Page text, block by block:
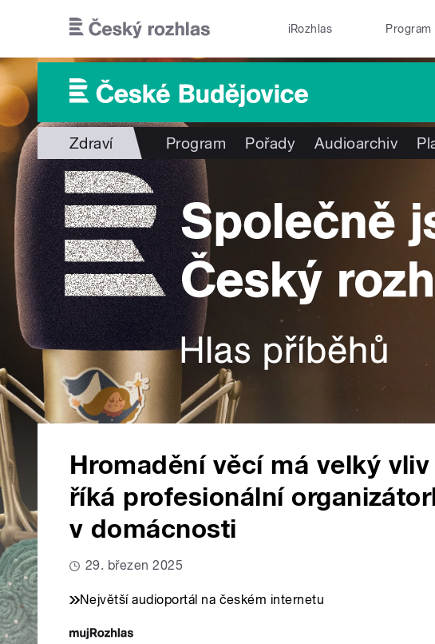
iRozhlas Program
Zdraví Program Pořady Audioarchiv
Hromadění věcí má velký
říká profesionální
v domácnosti
29. březen 2025
Největší audioportál na českém internetu